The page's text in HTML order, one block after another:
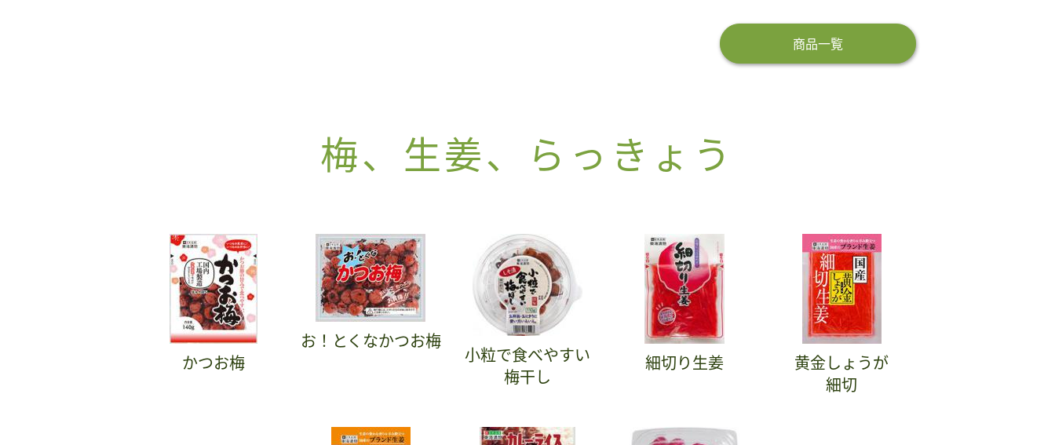
商品一覧
梅、生姜、らっきょう
かつお梅
お！とくなかつお梅
小粒で食べやすい
梅干し
細切り生姜
黄金しょうが
細切